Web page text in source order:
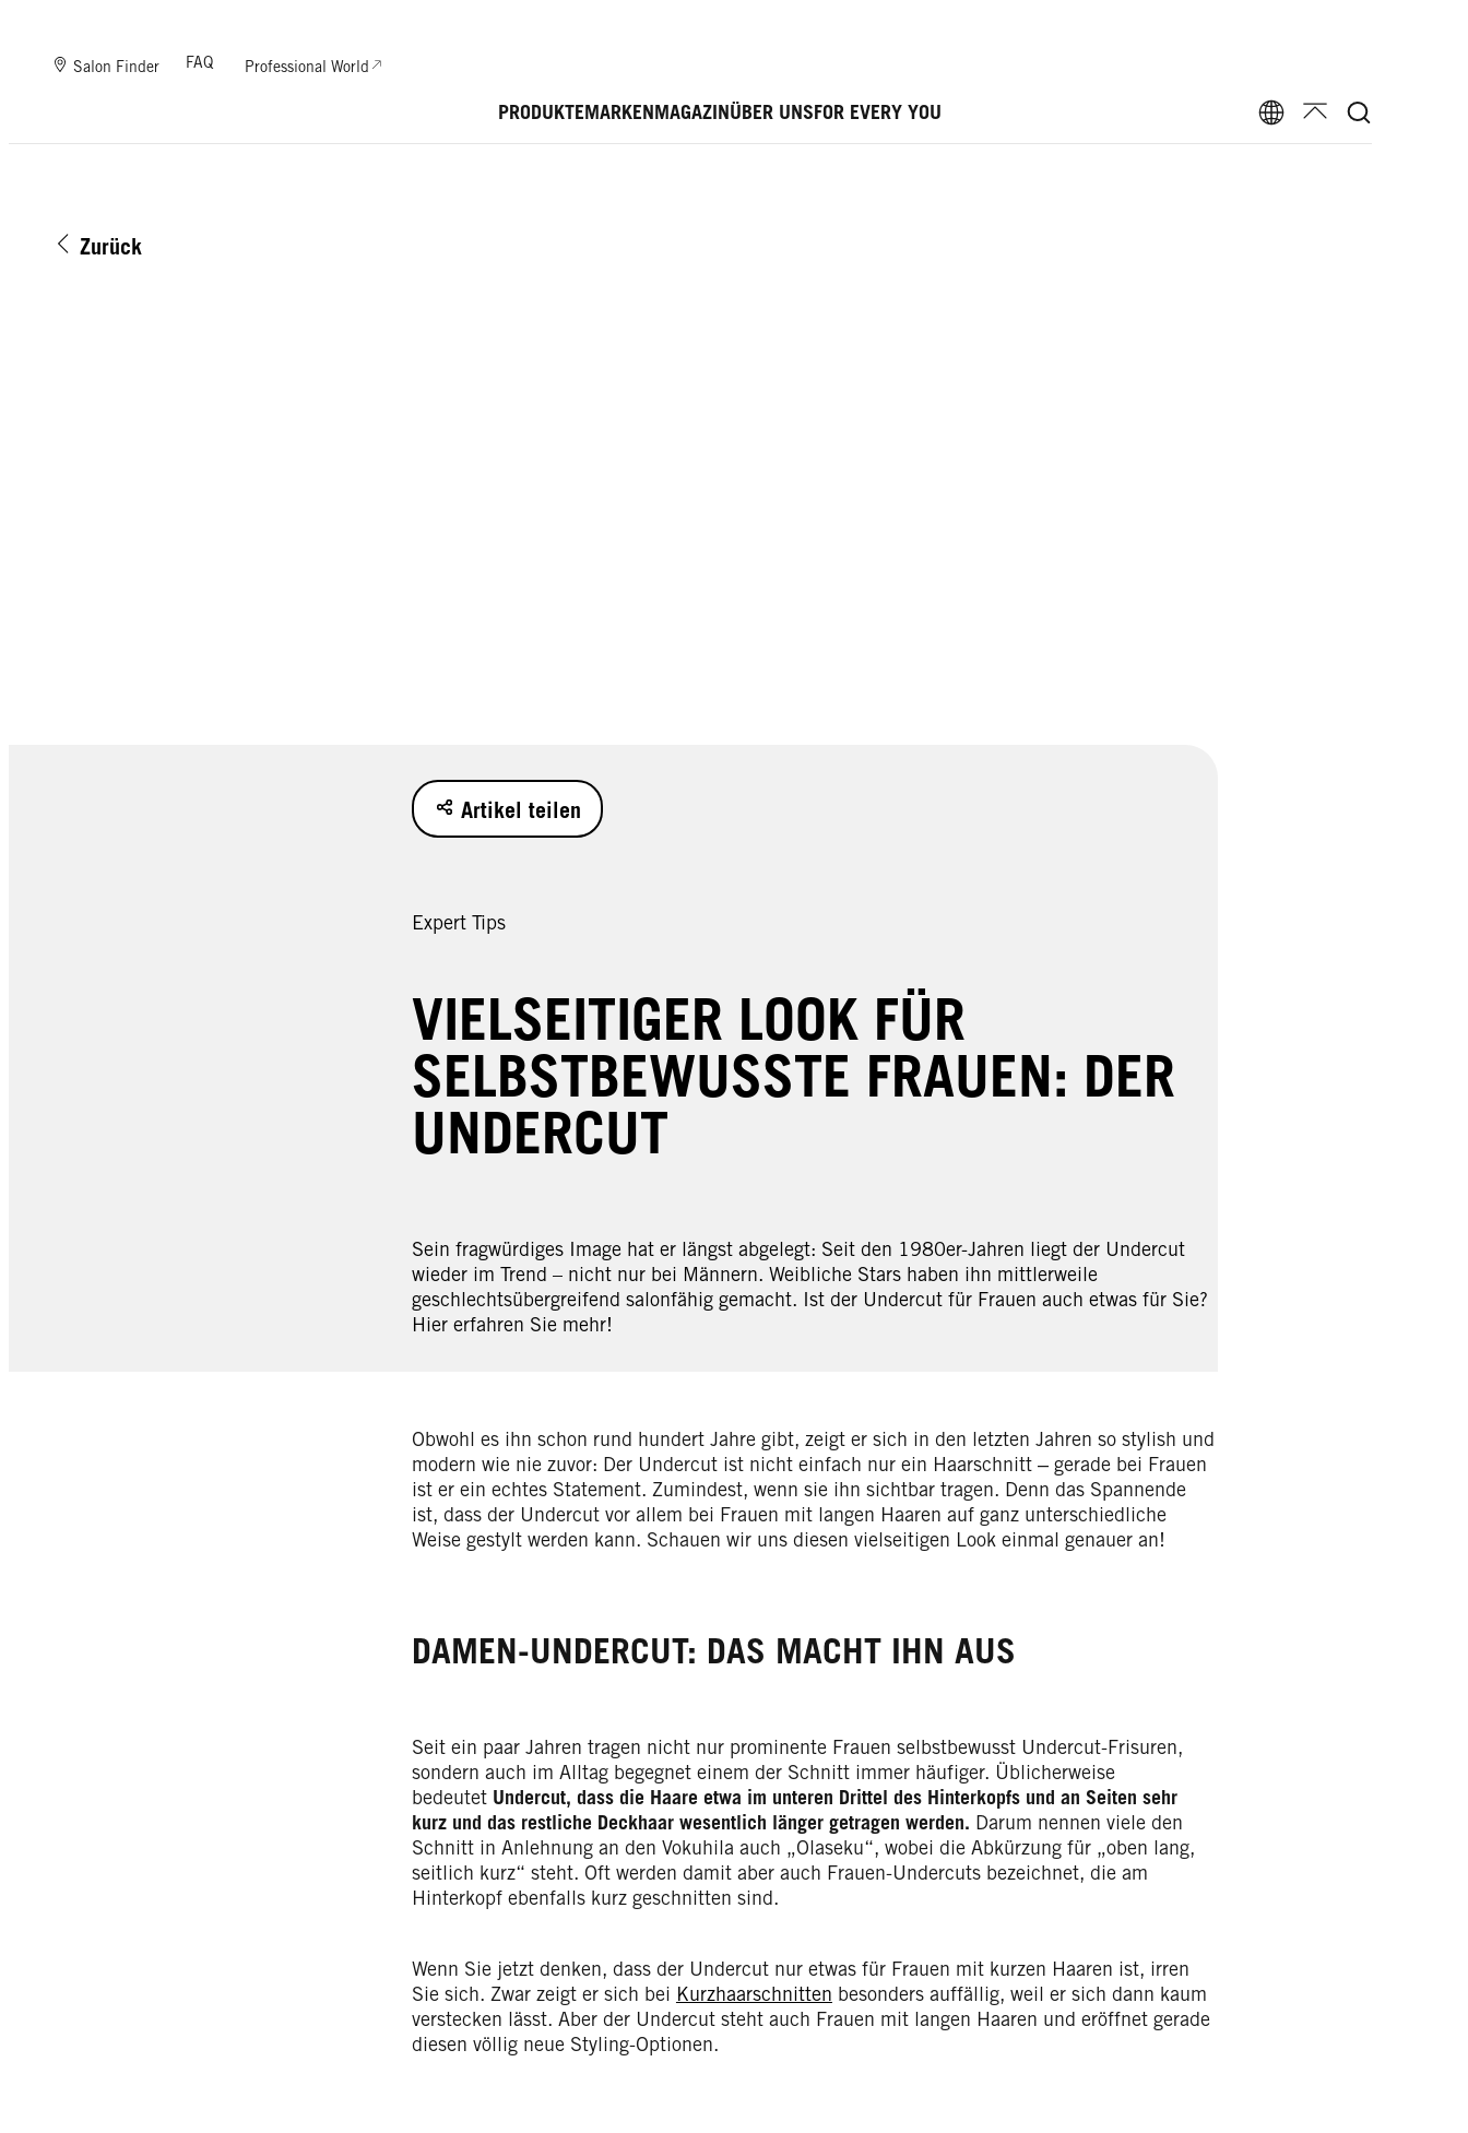
PRODUKTEMARKENMAGAZINÜBER UNSFOR EVERY YOU
Salon Finder FAQ Professional World
Zurück
Artikel teilen
Expert Tips
VIELSEITIGER LOOK FÜR
SELBSTBEWUSSTE FRAUEN: DER
UNDERCUT
Sein fragwürdiges Image hat er längst abgelegt: Seit den 1980er-Jahren liegt der Undercut
wieder im Trend – nicht nur bei Männern. Weibliche Stars haben ihn mittlerweile
geschlechtsübergreifend salonfähig gemacht. Ist der Undercut für Frauen auch etwas für Sie?
Hier erfahren Sie mehr!
Obwohl es ihn schon rund hundert Jahre gibt, zeigt er sich in den letzten Jahren so stylish und
modern wie nie zuvor: Der Undercut ist nicht einfach nur ein Haarschnitt ‒ gerade bei Frauen
ist er ein echtes Statement. Zumindest, wenn sie ihn sichtbar tragen. Denn das Spannende
ist, dass der Undercut vor allem bei Frauen mit langen Haaren auf ganz unterschiedliche
Weise gestylt werden kann. Schauen wir uns diesen vielseitigen Look einmal genauer an!
DAMEN-UNDERCUT: DAS MACHT IHN AUS
Seit ein paar Jahren tragen nicht nur prominente Frauen selbstbewusst Undercut-Frisuren,
sondern auch im Alltag begegnet einem der Schnitt immer häufiger. Üblicherweise
bedeutet Undercut, dass die Haare etwa im unteren Drittel des Hinterkopfs und an Seiten sehr
kurz und das restliche Deckhaar wesentlich länger getragen werden. Darum nennen viele den
Schnitt in Anlehnung an den Vokuhila auch „Olaseku“, wobei die Abkürzung für „oben lang,
seitlich kurz“ steht. Oft werden damit aber auch Frauen-Undercuts bezeichnet, die am
Hinterkopf ebenfalls kurz geschnitten sind.
Wenn Sie jetzt denken, dass der Undercut nur etwas für Frauen mit kurzen Haaren ist, irren
Sie sich. Zwar zeigt er sich bei Kurzhaarschnitten besonders auffällig, weil er sich dann kaum
verstecken lässt. Aber der Undercut steht auch Frauen mit langen Haaren und eröffnet gerade
diesen völlig neue Styling-Optionen.